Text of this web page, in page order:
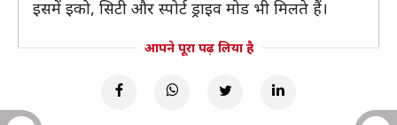
इसमें इको, सिटी और स्पोर्ट ड्राइव मोड भी मिलते हैं।
आपने पूरा पढ़ लिया है